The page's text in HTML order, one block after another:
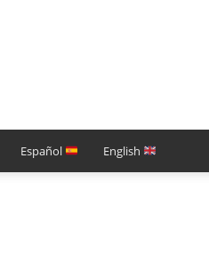
Español English